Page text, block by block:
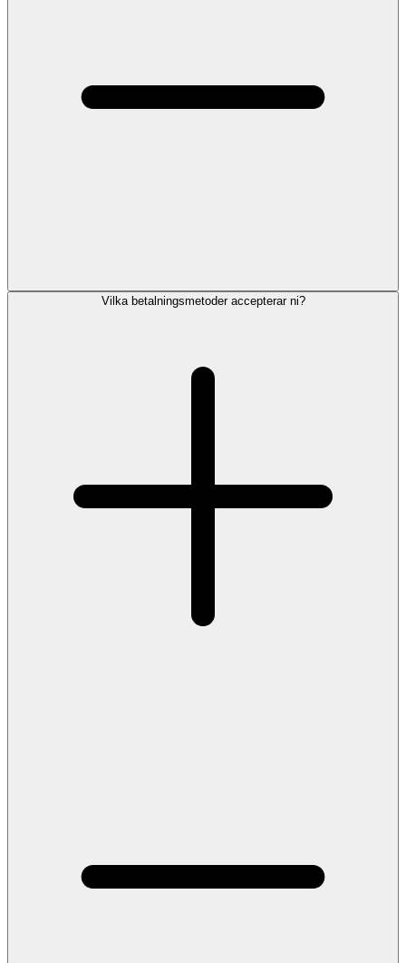
Vilka betalningsmetoder accepterar ni?